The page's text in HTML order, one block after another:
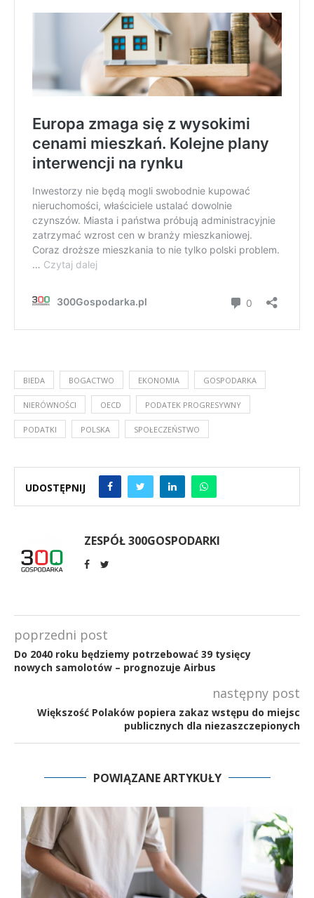
BIEDA BOGACTWO EKONOMIA GOSPODARKA
NIERÓWNOŚCI OECD PODATEK PROGRESYWNY
PODATKI POLSKA SPOŁECZEŃSTWO
UDOSTĘPNIJ
ZESPÓŁ 300GOSPODARKI
poprzedni post
Do 2040 roku będziemy potrzebować 39 tysięcy
nowych samolotów – prognozuje Airbus
następny post
Większość Polaków popiera zakaz wstępu do miejsc
publicznych dla niezaszczepionych
POWIĄZANE ARTYKUŁY